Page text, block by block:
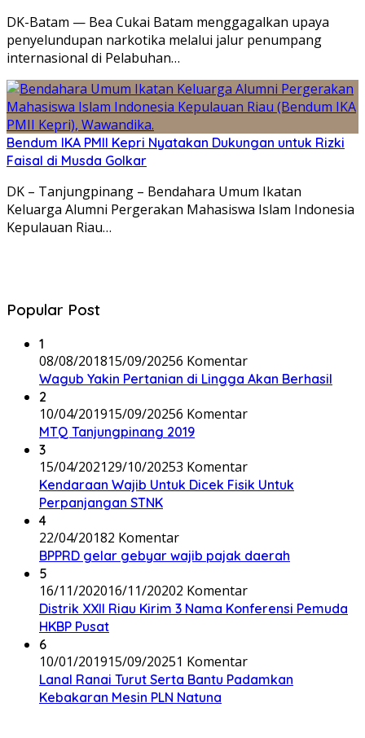
DK-Batam — Bea Cukai Batam menggagalkan upaya
penyelundupan narkotika melalui jalur penumpang
internasional di Pelabuhan…
Bendum IKA PMII Kepri Nyatakan Dukungan untuk Rizki
Faisal di Musda Golkar
DK – Tanjungpinang – Bendahara Umum Ikatan
Keluarga Alumni Pergerakan Mahasiswa Islam Indonesia
Kepulauan Riau…
Popular Post
1
08/08/201815/09/20256 Komentar
Wagub Yakin Pertanian di Lingga Akan Berhasil
2
10/04/201915/09/20256 Komentar
MTQ Tanjungpinang 2019
3
15/04/202129/10/20253 Komentar
Kendaraan Wajib Untuk Dicek Fisik Untuk
Perpanjangan STNK
4
22/04/20182 Komentar
BPPRD gelar gebyar wajib pajak daerah
5
16/11/202016/11/20202 Komentar
Distrik XXII Riau Kirim 3 Nama Konferensi Pemuda
HKBP Pusat
6
10/01/201915/09/20251 Komentar
Lanal Ranai Turut Serta Bantu Padamkan
Kebakaran Mesin PLN Natuna